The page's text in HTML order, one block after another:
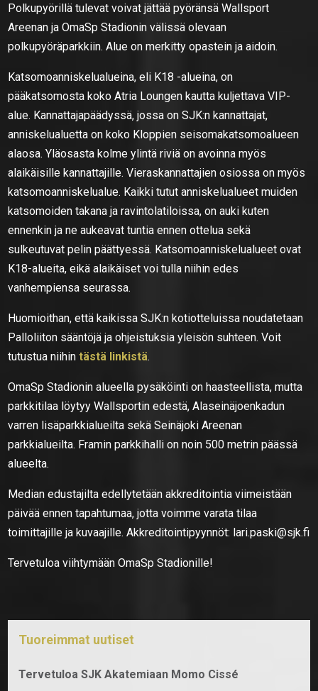
Polkupyörillä tulevat voivat jättää pyöränsä Wallsport
Areenan ja OmaSp Stadionin välissä olevaan
polkupyöräparkkiin. Alue on merkitty opastein ja aidoin.
Katsomoanniskelualueina, eli K18 -alueina, on
pääkatsomosta koko Atria Loungen kautta kuljettava VIP-
alue. Kannattajapäädyssä, jossa on SJK:n kannattajat,
anniskelualuetta on koko Kloppien seisomakatsomoalueen
alaosa. Yläosasta kolme ylintä riviä on avoinna myös
alaikäisille kannattajille. Vieraskannattajien osiossa on myös
katsomoanniskelualue. Kaikki tutut anniskelualueet muiden
katsomoiden takana ja ravintolatiloissa, on auki kuten
ennenkin ja ne aukeavat tuntia ennen ottelua sekä
sulkeutuvat pelin päättyessä. Katsomoanniskelualueet ovat
K18-alueita, eikä alaikäiset voi tulla niihin edes
vanhempiensa seurassa.
Huomioithan, että kaikissa SJK:n kotiotteluissa noudatetaan
Palloliiton sääntöjä ja ohjeistuksia yleisön suhteen. Voit
tutustua niihintästä linkistä.
OmaSp Stadionin alueella pysäköinti on haasteellista, mutta
parkkitilaa löytyy Wallsportin edestä, Alaseinäjoenkadun
varren lisäparkkialueilta sekä Seinäjoki Areenan
parkkialueilta. Framin parkkihalli on noin 500 metrin päässä
alueelta.
Median edustajilta edellytetään akkreditointia viimeistään
päivää ennen tapahtumaa, jotta voimme varata tilaa
toimittajille ja kuvaajille. Akkreditointipyynnöt: lari.paski@sjk.fi
Tervetuloa viihtymään OmaSp Stadionille!
Tuoreimmat uutiset
Tervetuloa SJK Akatemiaan Momo Cissé